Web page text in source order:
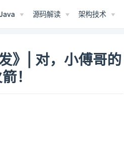
源码解读 架构技术
》| 对，小傅哥的
！